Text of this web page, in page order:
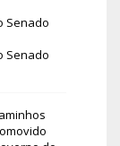
Senado
Senado